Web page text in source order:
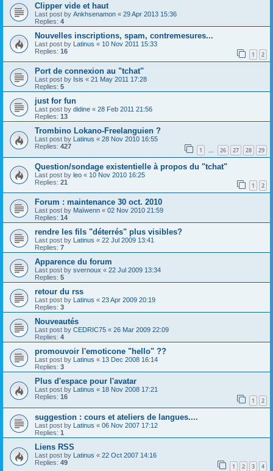
Clipper vide et haut
Last post by Ankhsenamon « 29 Apr 2013 15:36
Replies: 4
Nouvelles inscriptions, spam, contremesures...
Last post by Latinus « 10 Nov 2011 15:33
Replies: 16 1 2
Port de connexion au "tchat"
Last post by Isis « 21 May 2011 17:28
Replies: 5
just for fun
Last post by didine « 28 Feb 2011 21:56
Replies: 13
Trombino Lokano-Freelanguien ?
Last post by Latinus « 28 Nov 2010 16:55
Replies: 427 1 … 26 27 28 29
Question/sondage existentielle à propos du "tchat"
Last post by leo « 10 Nov 2010 16:25
Replies: 21 1 2
Forum : maintenance 30 oct. 2010
Last post by Maïwenn « 02 Nov 2010 21:59
Replies: 14
rendre les fils "déterrés" plus visibles?
Last post by Latinus « 22 Jul 2009 13:41
Replies: 7
Apparence du forum
Last post by svernoux « 22 Jul 2009 13:34
Replies: 5
retour du rss
Last post by Latinus « 23 Apr 2009 20:19
Replies: 3
Nouveautés
Last post by CEDRIC75 « 26 Mar 2009 22:09
Replies: 4
promouvoir l'emoticone "hello" ??
Last post by Latinus « 13 Dec 2008 16:14
Replies: 3
Plus d'espace pour l'avatar
Last post by Latinus « 18 Nov 2008 17:21
Replies: 16 1 2
suggestion : cours et ateliers de langues....
Last post by Latinus « 06 Nov 2007 17:12
Replies: 1
Liens RSS
Last post by Latinus « 22 Oct 2007 14:16
Replies: 49 1 2 3 4